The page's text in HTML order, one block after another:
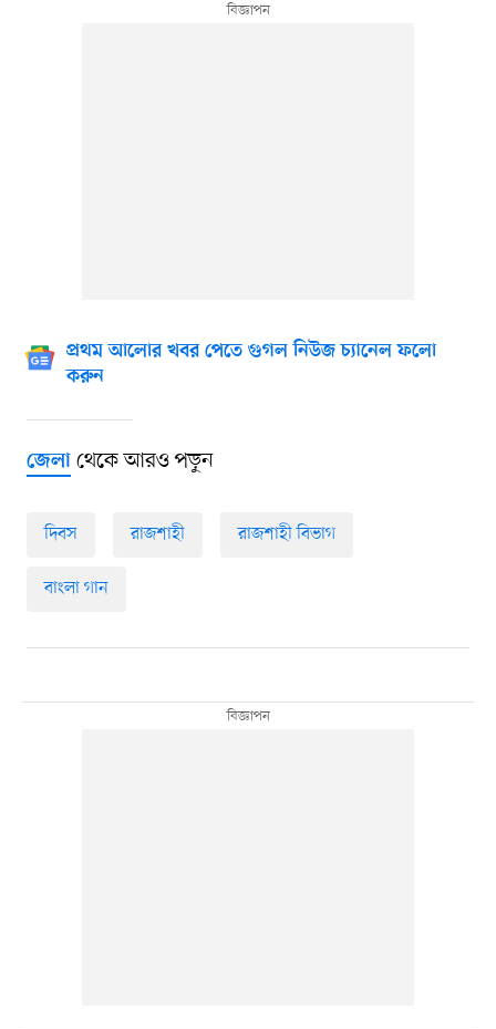
প্রথম আলোর খবর পেতে গুগল নিউজ চ্যানেল ফলো
করুন
জেলাথেকে আরও পড়ুন
দিবস রাজশাহী রাজশাহী বিভাগ
বাংলা গান